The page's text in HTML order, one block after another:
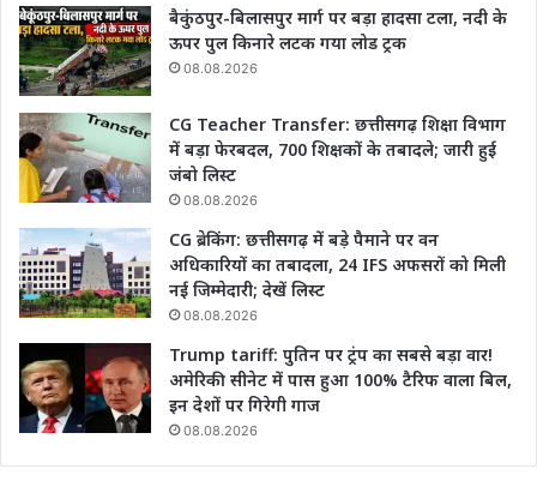
बैकुंठपुर-बिलासपुर मार्ग पर बड़ा हादसा टला, नदी के
ऊपर पुल किनारे लटक गया लोड ट्रक
08.08.2026
CG Teacher Transfer: छत्तीसगढ़ शिक्षा विभाग
में बड़ा फेरबदल, 700 शिक्षकों के तबादले; जारी हुई
जंबो लिस्ट
08.08.2026
CG ब्रेकिंग: छत्तीसगढ़ में बड़े पैमाने पर वन
अधिकारियों का तबादला, 24 IFS अफसरों को मिली
नई जिम्मेदारी; देखें लिस्ट
08.08.2026
Trump tariff: पुतिन पर ट्रंप का सबसे बड़ा वार!
अमेरिकी सीनेट में पास हुआ 100% टैरिफ वाला बिल,
इन देशों पर गिरेगी गाज
08.08.2026